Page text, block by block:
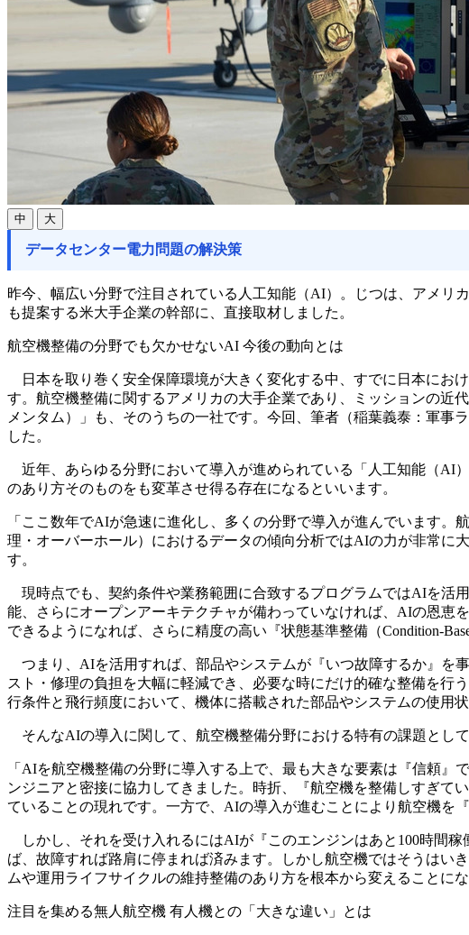
中 大
データセンター電力問題の解決策
昨今、幅広い分野で注目されている人工知能（AI）。じつは、アメリ
も提案する米大手企業の幹部に、直接取材しました。
航空機整備の分野でも欠かせないAI 今後の動向とは
日本を取り巻く安全保障環境が大きく変化する中、すでに日本にお
す。航空機整備に関するアメリカの大手企業であり、ミッションの近
メンタム）」も、そのうちの一社です。今回、筆者（稲葉義泰：軍事
した。
近年、あらゆる分野において導入が進められている「人工知能（AI
のあり方そのものをも変革させ得る存在になるといいます。
「ここ数年でAIが急速に進化し、多くの分野で導入が進んでいます。
理・オーバーホール）におけるデータの傾向分析ではAIの力が非常に
す。
現時点でも、契約条件や業務範囲に合致するプログラムではAIを活
能、さらにオープンアーキテクチャが備わっていなければ、AIの恩恵
できるようになれば、さらに精度の高い『状態基準整備（Condition-
つまり、AIを活用すれば、部品やシステムが『いつ故障するか』を
スト・修理の負担を大幅に軽減でき、必要な時にだけ的確な整備を行
行条件と飛行頻度において、機体に搭載された部品やシステムの使用
そんなAIの導入に関して、航空機整備分野における特有の課題とし
「AIを航空機整備の分野に導入する上で、最も大きな要素は『信頼
ンジニアと密接に協力してきました。時折、『航空機を整備しすぎて
ていることの現れです。一方で、AIの導入が進むことにより航空機を
しかし、それを受け入れるにはAIが『このエンジンはあと100時間
ば、故障すれば路肩に停まれば済みます。しかし航空機ではそうはい
ムや運用ライフサイクルの維持整備のあり方を根本から変えることにな
注目を集める無人航空機 有人機との「大きな違い」とは